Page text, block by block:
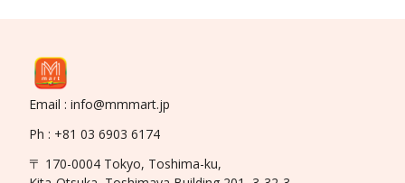
Email : info@mmmart.jp
Ph : +81 03 6903 6174
〒 170-0004 Tokyo, Toshima-ku,